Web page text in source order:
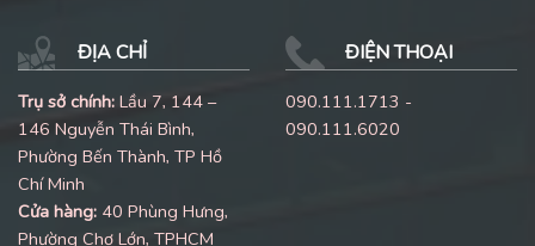
ĐỊA CHỈ
Trụ sở chính: Lầu 7, 144 –
146 Nguyễn Thái Bình,
Phường Bến Thành, TP Hồ
Chí Minh
Cửa hàng: 40 Phùng Hưng,
Phường Chợ Lớn, TPHCM
ĐIỆN THOẠI
090.111.1713 -
090.111.6020